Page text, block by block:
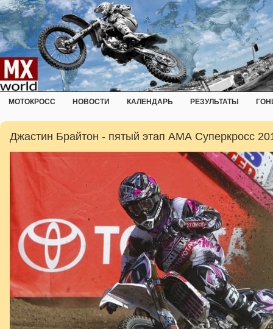
МОТОКРОСС НОВОСТИ КАЛЕНДАРЬ РЕЗУЛЬТАТЫ
Джастин Брайтон - пятый этап АМА Суперкросс